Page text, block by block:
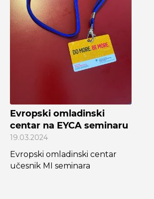
Evropski omladinski
centar na EYCA seminaru
19.03.2024
Evropski omladinski centar
učesnik MI seminara